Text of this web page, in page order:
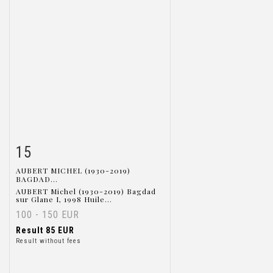
15
AUBERT MICHEL (1930-2019)
BAGDAD...
AUBERT Michel (1930-2019) Bagdad
sur Glane I, 1998 Huile...
100 - 150 EUR
Result 85 EUR
Result without fees